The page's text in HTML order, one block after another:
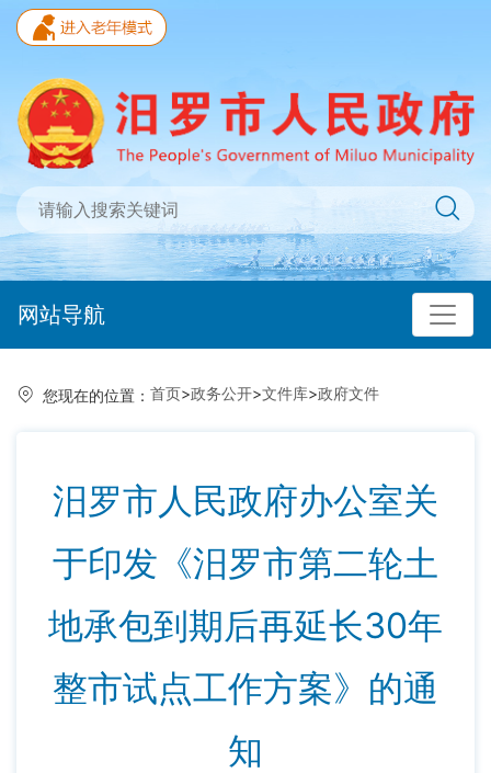
网站导航
您现在的位置： 首页>政务公开>文件库>政府文件
汨罗市人民政府办公室关
于印发《汨罗市第二轮土
地承包到期后再延长30年
整市试点工作方案》的通
知